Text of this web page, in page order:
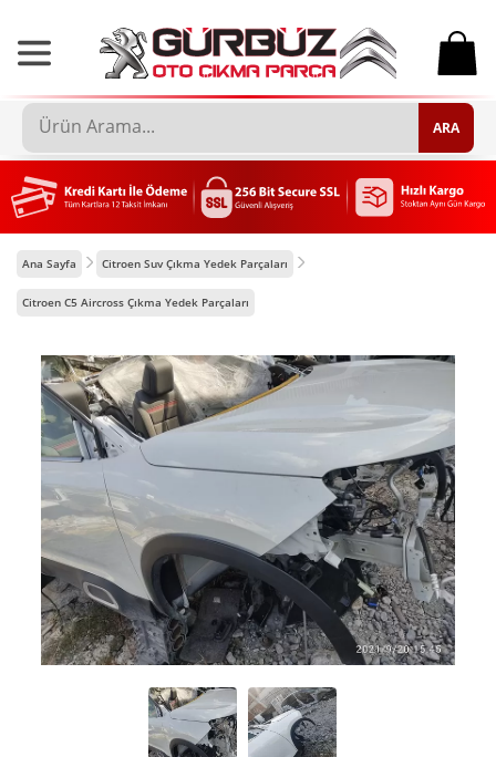
0
ARA
Ana Sayfa Citroen Suv Çıkma Yedek Parçaları
Citroen C5 Aircross Çıkma Yedek Parçaları